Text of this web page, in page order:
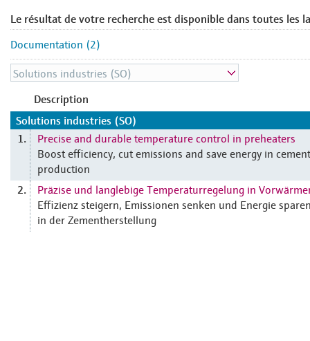
Le résultat de votre recherche est disponible dans toutes les
Documentation (2)
Description
Solutions industries (SO)
1.
Precise and durable temperature control in preheaters
Boost efficiency, cut emissions and save energy in cement
production
2.
Präzise und langlebige Temperaturregelung in
Effizienz steigern, Emissionen senken und Energie
in der Zementherstellung